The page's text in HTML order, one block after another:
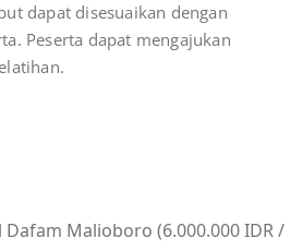
dapat disesuaikan dengan
Peserta dapat mengajukan
Dafam Malioboro (6.000.000 IDR /